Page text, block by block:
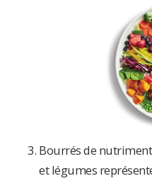
Bourrés de
et légumes